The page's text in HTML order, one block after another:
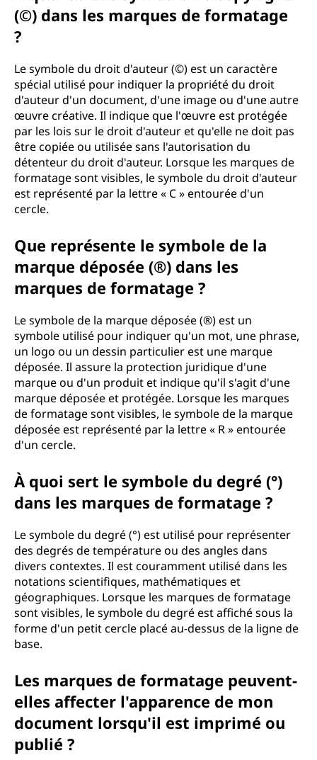
(©) dans les marques de formatage
?
Le symbole du droit d'auteur (©) est un caractère
spécial utilisé pour indiquer la propriété du droit
d'auteur d'un document, d'une image ou d'une autre
œuvre créative. Il indique que l'œuvre est protégée
par les lois sur le droit d'auteur et qu'elle ne doit pas
être copiée ou utilisée sans l'autorisation du
détenteur du droit d'auteur. Lorsque les marques de
formatage sont visibles, le symbole du droit d'auteur
est représenté par la lettre « C » entourée d'un
cercle.
Que représente le symbole de la
marque déposée (®) dans les
marques de formatage ?
Le symbole de la marque déposée (®) est un
symbole utilisé pour indiquer qu'un mot, une phrase,
un logo ou un dessin particulier est une marque
déposée. Il assure la protection juridique d'une
marque ou d'un produit et indique qu'il s'agit d'une
marque déposée et protégée. Lorsque les marques
de formatage sont visibles, le symbole de la marque
déposée est représenté par la lettre « R » entourée
d'un cercle.
À quoi sert le symbole du degré (°)
dans les marques de formatage ?
Le symbole du degré (°) est utilisé pour représenter
des degrés de température ou des angles dans
divers contextes. Il est couramment utilisé dans les
notations scientifiques, mathématiques et
géographiques. Lorsque les marques de formatage
sont visibles, le symbole du degré est affiché sous la
forme d'un petit cercle placé au-dessus de la ligne de
base.
Les marques de formatage peuvent-
elles affecter l'apparence de mon
document lorsqu'il est imprimé ou
publié ?